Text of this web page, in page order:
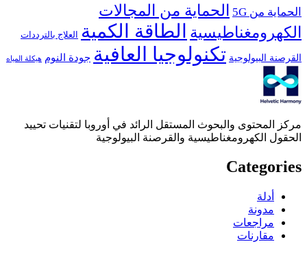
الحماية من 5G
الحماية من المجالات
الكهرومغناطيسية
الطاقة الكمية العلاج بالترددات
القرصنة البيولوجية تكنولوجيا العافية جودة النوم هيكلة المياه
مركز المحتوى والبحوث المستقل الرائد في أوروبا لتقنيات تحييد
الحقول الكهرومغناطيسية والقرصنة البيولوجية
Categories
أدلة
مدونة
مراجعات
مقارنات